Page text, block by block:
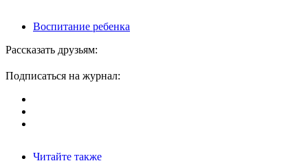
Воспитание ребенка
Рассказать друзьям:
Подписаться на журнал:
Читайте также